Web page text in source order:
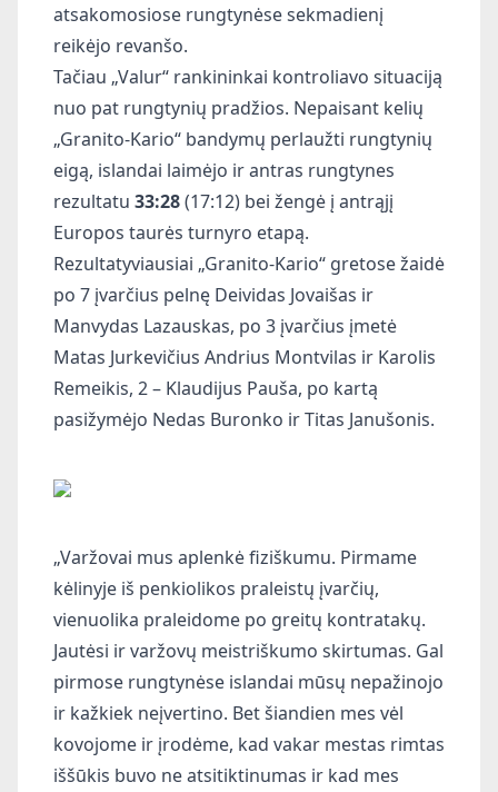
atsakomosiose rungtynėse sekmadienį
reikėjo revanšo.
Tačiau „Valur“ rankininkai kontroliavo situaciją
nuo pat rungtynių pradžios. Nepaisant kelių
„Granito-Kario“ bandymų perlaužti rungtynių
eigą, islandai laimėjo ir antras rungtynes
rezultatu 33:28(17:12) bei žengė į antrąjį
Europos taurės turnyro etapą.
Rezultatyviausiai „Granito-Kario“ gretose žaidė
po 7 įvarčius pelnę Deividas Jovaišas ir
Manvydas Lazauskas, po 3 įvarčius įmetė
Matas Jurkevičius Andrius Montvilas ir Karolis
Remeikis, 2 – Klaudijus Pauša, po kartą
pasižymėjo Nedas Buronko ir Titas Janušonis.
„Varžovai mus aplenkė fiziškumu. Pirmame
kėlinyje iš penkiolikos praleistų įvarčių,
vienuolika praleidome po greitų kontratakų.
Jautėsi ir varžovų meistriškumo skirtumas. Gal
pirmose rungtynėse islandai mūsų nepažinojo
ir kažkiek neįvertino. Bet šiandien mes vėl
kovojome ir įrodėme, kad vakar mestas rimtas
iššūkis buvo ne atsitiktinumas ir kad mes